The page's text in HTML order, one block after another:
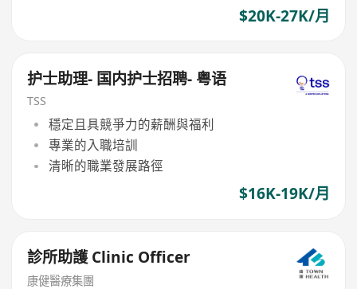
$20K-27K/月
护士助理- 国内护士招聘- 粤语
TSS
穩定且具競爭力的薪酬與福利
專業的入職培訓
清晰的職業發展路徑
$16K-19K/月
診所助護 Clinic Officer
康健醫療集團